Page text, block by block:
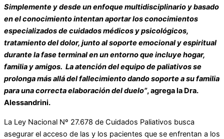
Simplemente y desde un enfoque multidisciplinario y basado
en el conocimiento intentan aportar los conocimientos
especializados de cuidados médicos y psicológicos,
tratamiento del dolor, junto al soporte emocional y espiritual
durante la fase terminal en un entorno que incluye hogar,
familia y amigos. La atención del equipo de paliativos se
prolonga más allá del fallecimiento dando soporte a su familia
para una correcta elaboración del duelo”, agrega la Dra.
Alessandrini.
La Ley Nacional Nº 27.678 de Cuidados Paliativos busca
asegurar el acceso de las y los pacientes que se enfrentan a los